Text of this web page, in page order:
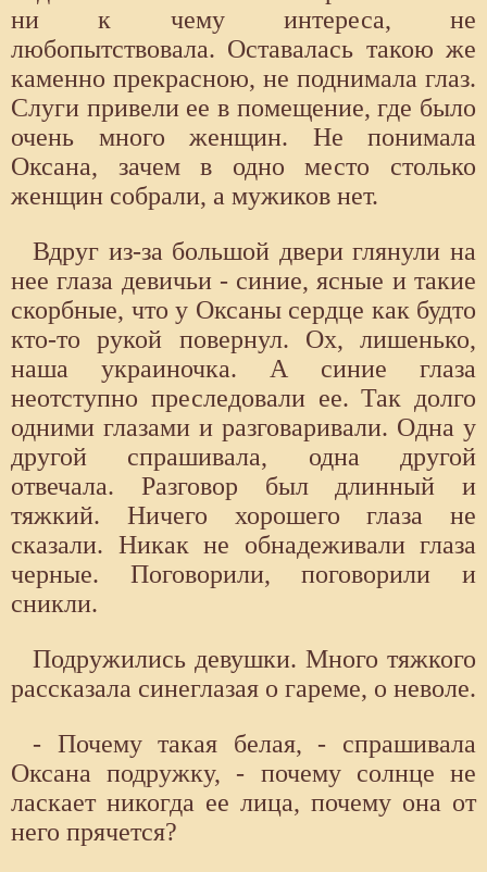
ни к чему интереса, не
любопытствовала. Оставалась такою же
каменно прекрасною, не поднимала глаз.
Слуги привели ее в помещение, где было
очень много женщин. Не понимала
Оксана, зачем в одно место столько
женщин собрали, а мужиков нет.
Вдруг из-за большой двери глянули на
нее глаза девичьи - синие, ясные и такие
скорбные, что у Оксаны сердце как будто
кто-то рукой повернул. Ох, лишенько,
наша украиночка. А синие глаза
неотступно преследовали ее. Так долго
одними глазами и разговаривали. Одна у
другой спрашивала, одна другой
отвечала. Разговор был длинный и
тяжкий. Ничего хорошего глаза не
сказали. Никак не обнадеживали глаза
черные. Поговорили, поговорили и
сникли.
Подружились девушки. Много тяжкого
рассказала синеглазая о гареме, о неволе.
- Почему такая белая, - спрашивала
Оксана подружку, - почему солнце не
ласкает никогда ее лица, почему она от
него прячется?